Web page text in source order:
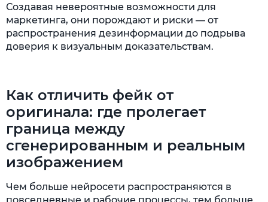
Создавая невероятные возможности для
маркетинга, они порождают и риски — от
распространения дезинформации до подрыва
доверия к визуальным доказательствам.
Как отличить фейк от
оригинала: где пролегает
граница между
сгенерированным и реальным
изображением
Чем больше нейросети распространяются в
повседневные и рабочие процессы, тем больше